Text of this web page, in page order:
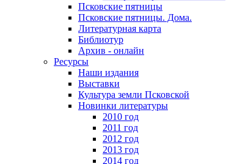
Псковские пятницы
Псковские пятницы. Дома.
Литературная карта
Библиотур
Архив - онлайн
Ресурсы
Наши издания
Выставки
Культура земли Псковской
Новинки литературы
2010 год
2011 год
2012 год
2013 год
2014 год